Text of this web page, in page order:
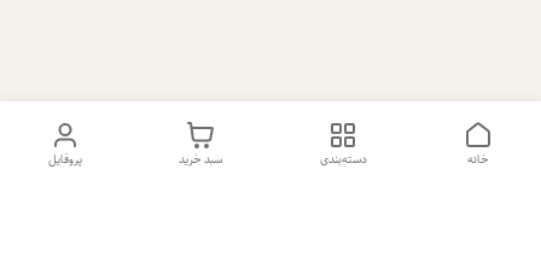
پروفایل سبد خرید دسته‌بندی خانه